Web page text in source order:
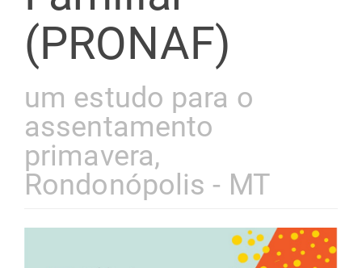
(PRONAF)
um estudo para o
assentamento
primavera,
Rondonópolis - MT